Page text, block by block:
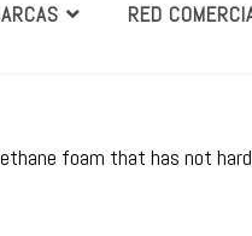
RED
foam that has not